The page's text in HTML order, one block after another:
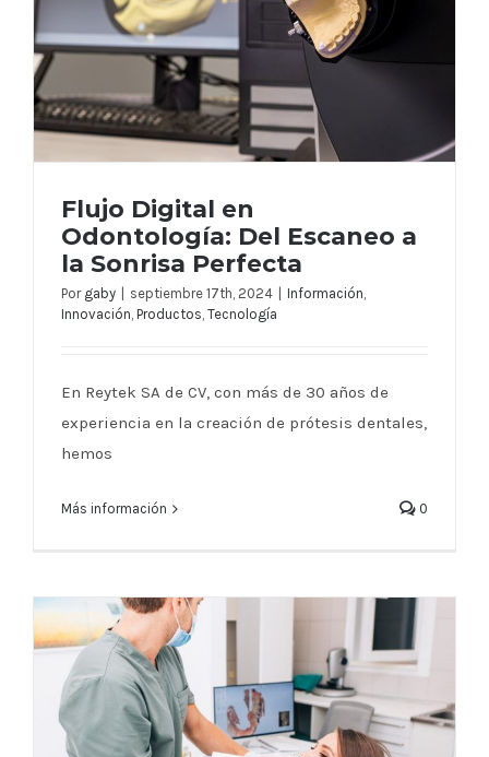
Flujo Digital en Odontología: Del
Flujo Digital en
Odontología: Del Escaneo a
la Sonrisa Perfecta
Por gaby septiembre 17th, 2024 Información,
Innovación, Productos, Tecnología
En Reytek SA de CV, con más de 30 años de
experiencia en la creación de prótesis dentales,
hemos
Más información 0